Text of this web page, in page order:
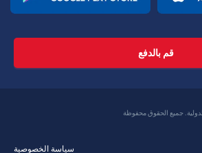
قم بالدفع
سياسة الخصوصية